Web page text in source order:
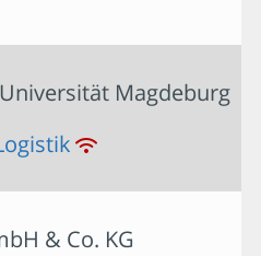
Magdeburg
& Co. KG